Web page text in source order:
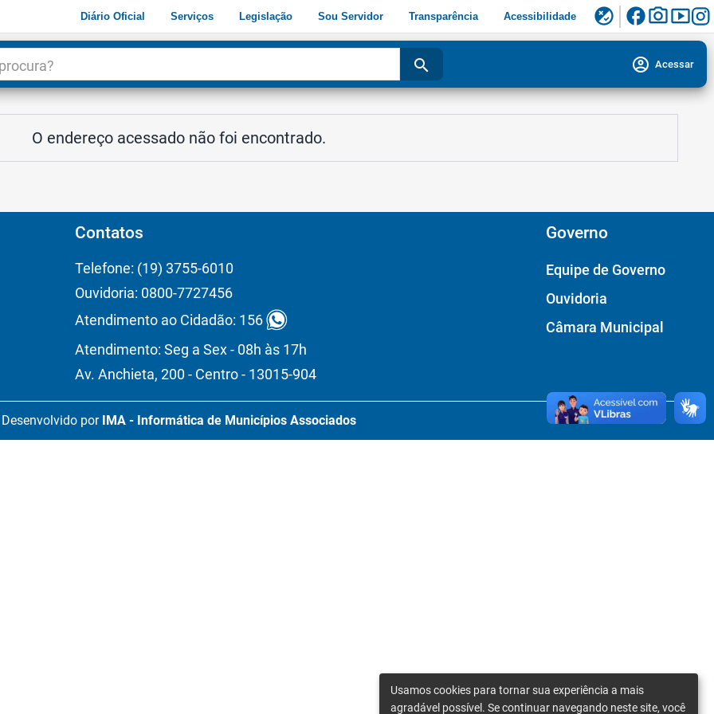
Diário Oficial Serviços Legislação Sou Servidor Transparência Acessibilidade flaky facebookphoto_camerasmart_display
search account_circle Acessar
O endereço acessado não foi encontrado.
Contatos
Telefone: (19) 3755-6010
Ouvidoria: 0800-7727456
Atendimento ao Cidadão: 156
Atendimento: Seg a Sex - 08h às 17h
Av. Anchieta, 200 - Centro - 13015-904
Governo
Equipe de Governo
Ouvidoria
Câmara Municipal
Desenvolvido por IMA - Informática de Municípios Associados
Usamos cookies para tornar sua experiência a mais
agradável possível. Se continuar navegando neste site, você